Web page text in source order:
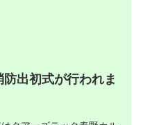
出初式が行われま